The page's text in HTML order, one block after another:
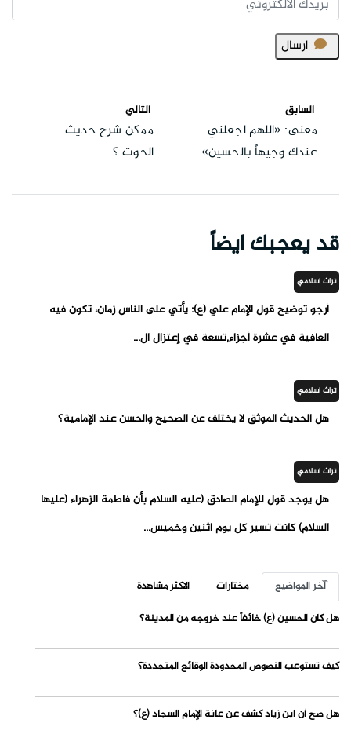
ارسال
السابق
معنى: «اللهم اجعلني
عندك وجيهاً بالحسين»
التالي
ممكن شرح حديث
الحوت ؟
قد يعجبك ايضاً
تراث اسلامي
أرجو توضيح قول الإمام علي (ع): يأتي على الناس زمان، تكون فيه
العافية في عشرة أجزاء,تسعة في إعتزال ال...
تراث اسلامي
هل الحديث الموثق لا يختلف عن الصحيح والحسن عند الإمامية؟
تراث اسلامي
هل يوجد قول للإمام الصادق (عليه السلام بأن فاطمة الزهراء (عليها
السلام) كانت تسير كل يوم اثنين وخميس...
آخر المواضيع مختارات
الاكثر مشاهدة
هل كان الحسين (ع) خائفاً عند خروجه من المدينة؟
كيف تستوعب النصوص المحدودة الوقائع المتجددة؟
هل صح أن ابن زياد كشف عن عانة الإمام السجاد (ع)؟